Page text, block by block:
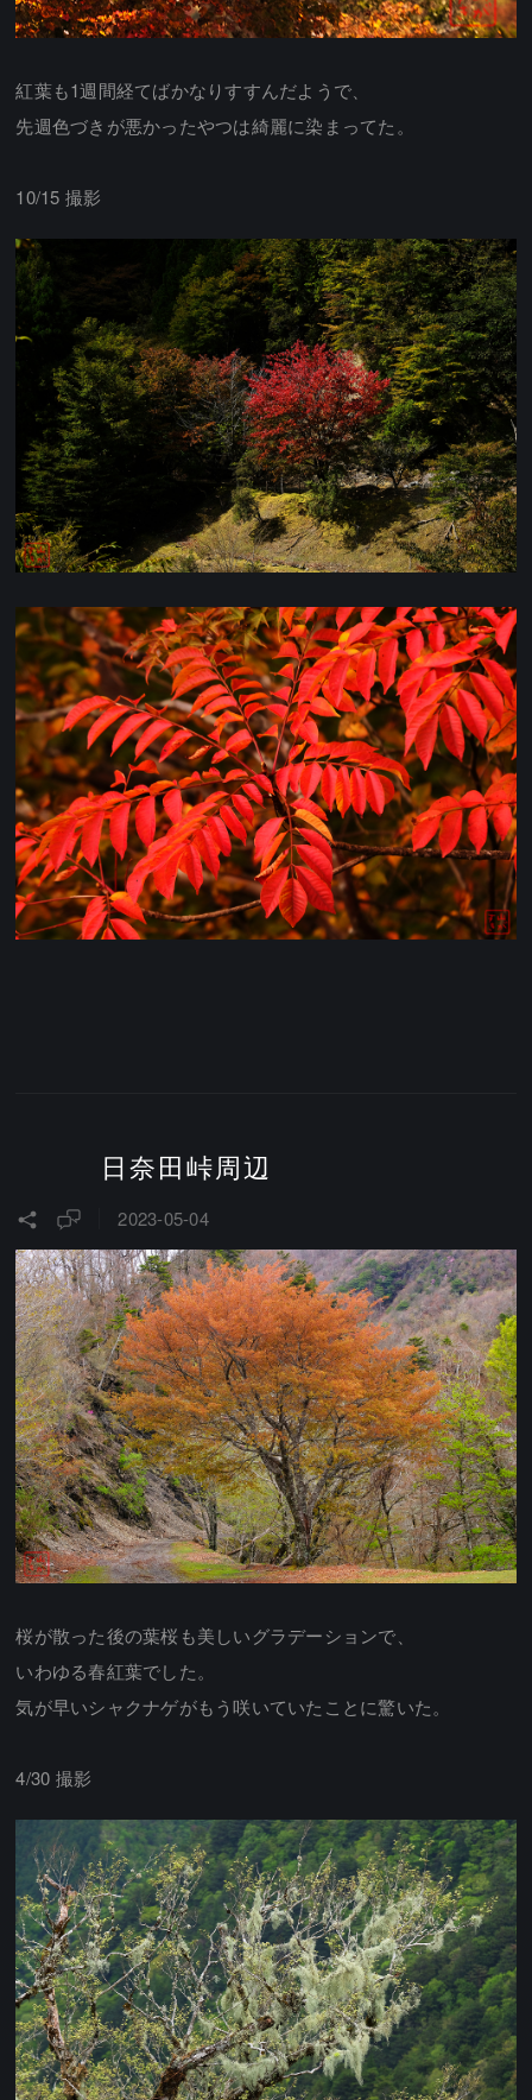
紅葉も1週間経てばかなりすすんだようで、
先週色づきが悪かったやつは綺麗に染まってた。
10/15 撮影
日奈田峠周辺
2023-05-04
桜が散った後の葉桜も美しいグラデーションで、
いわゆる春紅葉でした。
気が早いシャクナゲがもう咲いていたことに驚いた。
4/30 撮影